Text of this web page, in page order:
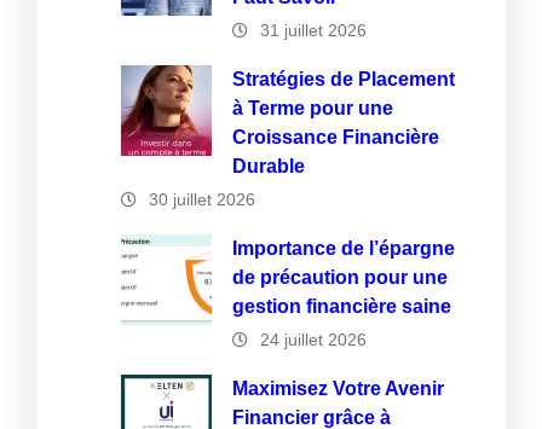
31 juillet 2026
Stratégies de Placement
à Terme pour une
Croissance Financière
Durable
30 juillet 2026
Importance de l’épargne
de précaution pour une
gestion financière saine
24 juillet 2026
Maximisez Votre Avenir
Financier grâce à